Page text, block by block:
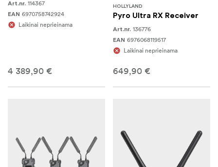
Art.nr. 114367
EAN 6970758742924
Laikinai neprieinama
4 389,90 €
HOLLYLAND
Pyro Ultra RX Receiver
Art.nr. 136776
EAN 6976068119517
Laikinai neprieinama
649,90 €